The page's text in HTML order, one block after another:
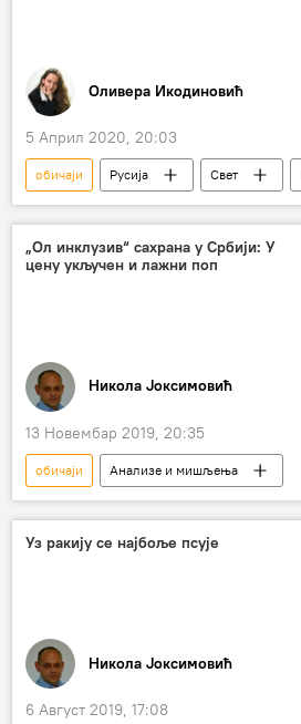
Оливера Икодиновић
5 Април 2020, 20:03
обичаји Русија Свет
Видео
Мултимедија
Казањ
специјалитети
Култура
„Ол инклузив“ сахрана у Србији: У
цену укључен и лажни поп
Никола Јоксимовић
13 Новембар 2019, 20:35
обичаји
Анализе и мишљења
Коментари и Аналитика
сахрана
традиција
Уз ракију се најбоље псује
Никола Јоксимовић
6 Август 2019, 17:08